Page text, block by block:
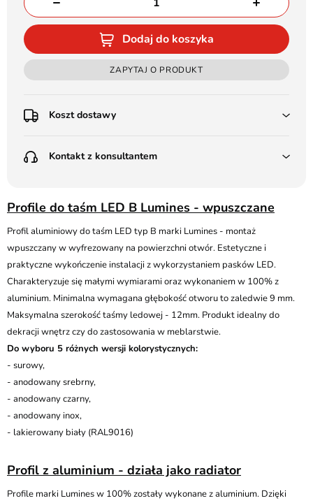
Dodaj do koszyka
ZAPYTAJ O PRODUKT
Koszt dostawy
Poczta Polska Kurier 48H - 11 zł
(od 1000 zł dla gabarytów, nie dotyczy produktów 3m)
Pobranie:
Poczta Polska Kurier 48H - 16 zł
Kurier GLS - 20 zł
Przesyłka Gabarytowa - 35 zł
Kontakt z konsultantem
Batalionów Chłopskich 12, 94-058 Łódź
506 336 320
kontakt@ledstyl.pl
Profile do taśm LED B Lumines - wpuszczane
Profil aluminiowy do taśm LED typ B marki Lumines - montaż
wpuszczany w wyfrezowany na powierzchni otwór. Estetyczne i
praktyczne wykończenie instalacji z wykorzystaniem pasków LED.
Charakteryzuje się małymi wymiarami oraz wykonaniem w 100% z
aluminium. Minimalna wymagana głębokość otworu to zaledwie 9 mm.
Maksymalna szerokość taśmy ledowej - 12mm. Produkt idealny do
dekracji wnętrz czy do zastosowania w meblarstwie.
Do wyboru 5 różnych wersji kolorystycznych:
- surowy,
- anodowany srebrny,
- anodowany czarny,
- anodowany inox,
- lakierowany biały (RAL9016)
Profil z aluminium - działa jako radiator
Profile marki Lumines w 100% zostały wykonane z aluminium. Dzięki